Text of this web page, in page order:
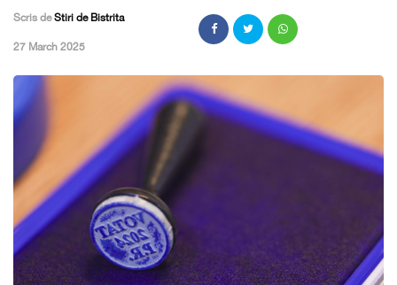
Scris deStiri de Bistrita
,27 March 2025